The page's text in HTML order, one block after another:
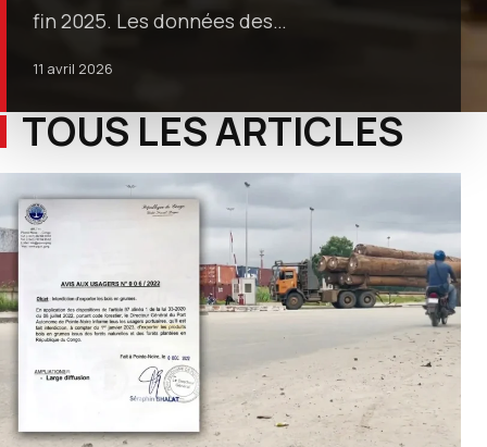
fin 2025. Les données des…
11 avril 2026
TOUS LES ARTICLES